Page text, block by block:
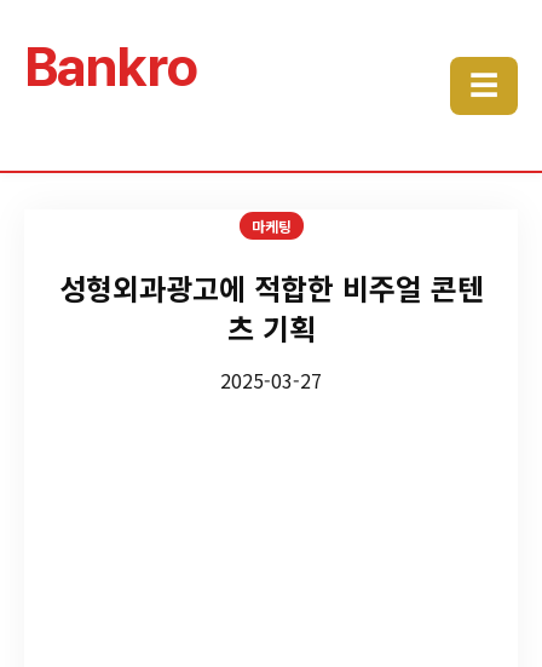
Bankro ☰
마케팅
성형외과광고에 적합한 비주얼 콘텐
츠 기획
2025-03-27